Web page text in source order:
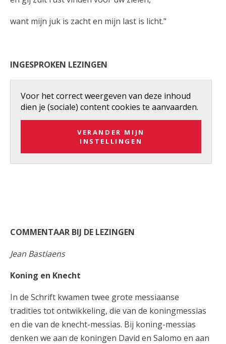
want mijn juk is zacht en mijn last is licht."
INGESPROKEN LEZINGEN
Voor het correct weergeven van deze inhoud
dien je (sociale) content cookies te aanvaarden.
VERANDER MIJN
INSTELLINGEN
COMMENTAAR BIJ DE LEZINGEN
Jean Bastiaens
Koning en Knecht
In de Schrift kwamen twee grote messiaanse
tradities tot ontwikkeling, die van de koningmessias
en die van de knecht-messias. Bij koning-messias
denken we aan de koningen David en Salomo en aan